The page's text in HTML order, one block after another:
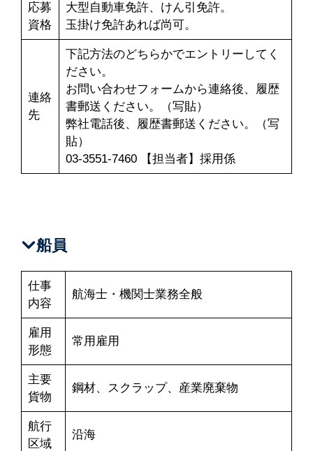
応募
資格
大型自動車免許、けん引免許。
玉掛け免許あれば尚可。
連絡
先
下記方法のどちらかでエントリーしてく
ださい。
お問い合わせフォームから連絡後、履歴
書郵送ください。（写貼）
弊社電話後、履歴書郵送ください。（写
貼）
03-3551-7460 【担当者】採用係
船員
仕事
内容
航海士・機関士業務全般
雇用
形態
常用雇用
主要
貨物
鋼材、スクラップ、産業廃棄物
航行
区域
沿海